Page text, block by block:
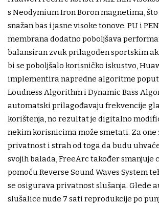
s Neodymium Iron Boron magnetima,
snažan bas i jasne visoke tonove. PU i
membrana dodatno poboljšava
balansiran zvuk prilagođen sportskim
bi se poboljšalo korisničko iskustvo,
implementira napredne algoritme
Loudness Algorithm i Dynamic Bass
automatski prilagođavaju frekvencije
korištenja, no rezultat je digitalno
nekim korisnicima može smetati. Za
privatnost i strah od toga da budu
svojih balada, FreeArc također smanjuje
pomoću Reverse Sound Waves System
se osigurava privatnost slušanja. Glede
slušalice nude 7 sati reprodukcije po